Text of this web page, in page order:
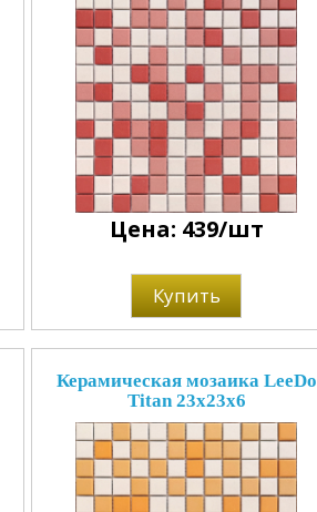
Цена: 439/шт
Купить
Керамическая мозаика LeeDo
Titan 23x23x6